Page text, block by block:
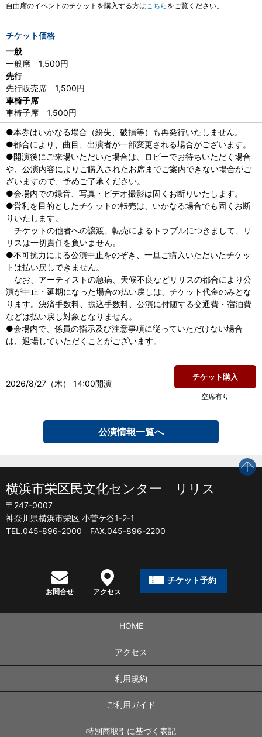
自由席のイベントのチケットを購入する方は こちら をご覧ください。
チケット価格
一般
一般席 1,500円
先行
先行販売席 1,500円
車椅子席
車椅子席 1,500円
●本券はいかなる場合（紛失、破損等）も再発行いたしません。
●都合により、曲目、出演者が一部変更される場合がございます。
●開演後にご来場いただいた場合は、ロビーでお待ちいただく場合
や、公演内容によりご購入されたお席までご案内できない場合がご
ざいますので、予めご了承ください。
●会場内での録音、写真・ビデオ撮影は固くお断りいたします。
●営利を目的としたチケットの転売は、いかなる場合でも固くお断
りいたします。
チケットの他者への譲渡、転売によるトラブルにつきまして、リ
リスは一切責任を負いません。
●不可抗力による公演中止をのぞき、一旦ご購入いただいたチケッ
トは払い戻しできません。
なお、アーティストの急病、天候不良などリリスの都合により公
演が中止・延期になった場合の払い戻しは、チケット代金のみとな
ります。決済手数料、振込手数料、公演に付随する交通費・宿泊費
などは払い戻し対象となりません。
●会場内で、係員の指示及び注意事項に従っていただけない場合
は、退場していただくことがございます。
2026/8/27（木） 14:00開演
チケット購入
空席有り
公演情報一覧へ
横浜市栄区民文化センター リリス
〒247-0007
神奈川県横浜市栄区 小菅ケ谷1-2-1
TEL.045-896-2000 FAX.045-896-2200
お問合せ アクセス
チケット予約
HOME
アクセス
利用規約
ご利用ガイド
特別商取引に基づく表記